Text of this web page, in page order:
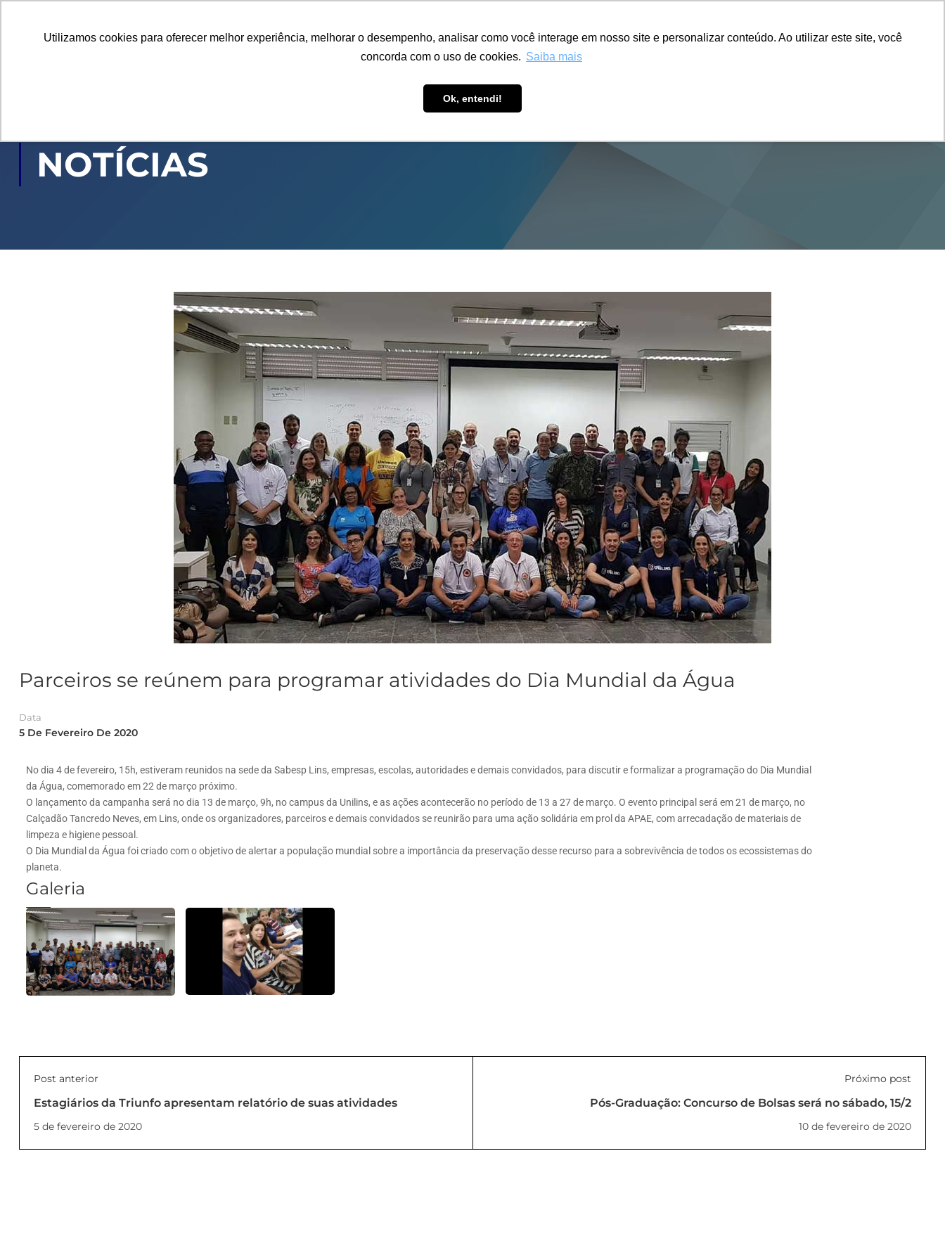
Utilizamos cookies para oferecer melhor experiência, melhorar o desempenho, analisar como você interage em nosso site e personalizar conteúdo. Ao utilizar este site, você
concorda com o uso de cookies. Saiba mais
Ok, entendi!
PÓS-GRADUAÇÃO CAPACITAÇÃO EXTENSÃO PESQUISA
NOTÍCIAS
Parceiros se reúnem para programar atividades do Dia Mundial da Água
Data
5 De Fevereiro De 2020
No dia 4 de fevereiro, 15h, estiveram reunidos na sede da Sabesp Lins, empresas, escolas, autoridades e demais convidados, para discutir e formalizar a programação do Dia Mundial
da Água, comemorado em 22 de março próximo.
O lançamento da campanha será no dia 13 de março, 9h, no campus da Unilins, e as ações acontecerão no período de 13 a 27 de março. O evento principal será em 21 de março, no
Calçadão Tancredo Neves, em Lins, onde os organizadores, parceiros e demais convidados se reunirão para uma ação solidária em prol da APAE, com arrecadação de materiais de
limpeza e higiene pessoal.
O Dia Mundial da Água foi criado com o objetivo de alertar a população mundial sobre a importância da preservação desse recurso para a sobrevivência de todos os ecossistemas do
planeta.
Galeria
Post anterior
Estagiários da Triunfo apresentam relatório de suas atividades
5 de fevereiro de 2020
Próximo post
Pós-Graduação: Concurso de Bolsas será no sábado, 15/2
10 de fevereiro de 2020